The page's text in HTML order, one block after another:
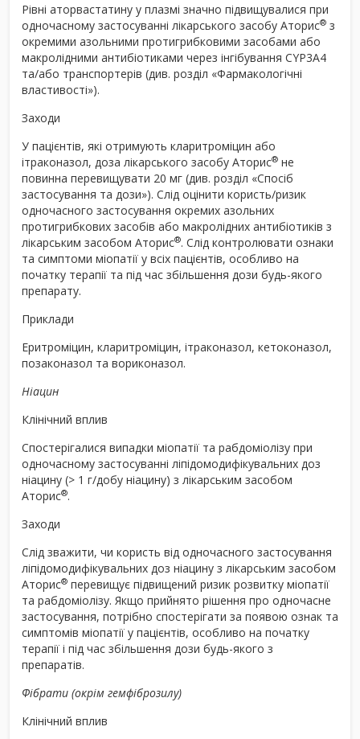
Рівні аторвастатину у плазмі значно підвищувалися при
одночасному застосуванні лікарського засобу Аторис® з
окремими азольними протигрибковими засобами або
макролідними антибіотиками через інгібування CYP3A4
та/або транспортерів (див. розділ «Фармакологічні
властивості»).
Заходи
У пацієнтів, які отримують кларитроміцин або
ітраконазол, доза лікарського засобу Аторис® не
повинна перевищувати 20 мг (див. розділ «Спосіб
застосування та дози»). Слід оцінити користь/ризик
одночасного застосування окремих азольних
протигрибкових засобів або макролідних антибіотиків з
лікарським засобом Аторис®. Слід контролювати ознаки
та симптоми міопатії у всіх пацієнтів, особливо на
початку терапії та під час збільшення дози будь-якого
препарату.
Приклади
Еритроміцин, кларитроміцин, ітраконазол, кетоконазол,
позаконазол та вориконазол.
Ніацин
Клінічний вплив
Спостерігалися випадки міопатії та рабдоміолізу при
одночасному застосуванні ліпідомодифікувальних доз
ніацину (> 1 г/добу ніацину) з лікарським засобом
Аторис®.
Заходи
Слід зважити, чи користь від одночасного застосування
ліпідомодифікувальних доз ніацину з лікарським засобом
Аторис® перевищує підвищений ризик розвитку міопатії
та рабдоміолізу. Якщо прийнято рішення про одночасне
застосування, потрібно спостерігати за появою ознак та
симптомів міопатії у пацієнтів, особливо на початку
терапії і під час збільшення дози будь-якого з
препаратів.
Фібрати (окрім гемфіброзилу)
Клінічний вплив